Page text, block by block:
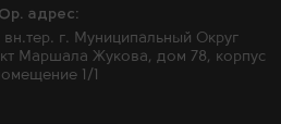
адрес:
г. Муниципальный Округ
Маршала Жукова, дом 78, корпус
1/1